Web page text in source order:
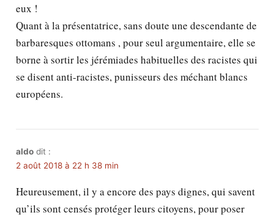
eux !
Quant à la présentatrice, sans doute une descendante de
barbaresques ottomans , pour seul argumentaire, elle se
borne à sortir les jérémiades habituelles des racistes qui
se disent anti-racistes, punisseurs des méchant blancs
européens.
aldo dit :
2 août 2018 à 22 h 38 min
Heureusement, il y a encore des pays dignes, qui savent
qu’ils sont censés protéger leurs citoyens, pour poser